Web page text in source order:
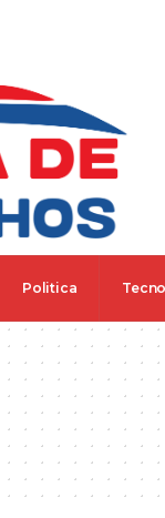
Politica